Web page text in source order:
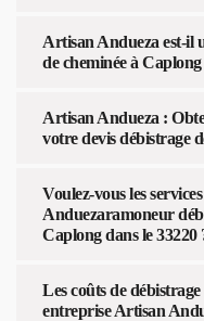
Artisan Andueza est-il
de cheminée à
Artisan Andueza :
votre devis débistrage
Voulez-vous les
Anduezaramoneur
Caplong dans le 33220
Les coûts de
entreprise Artisan